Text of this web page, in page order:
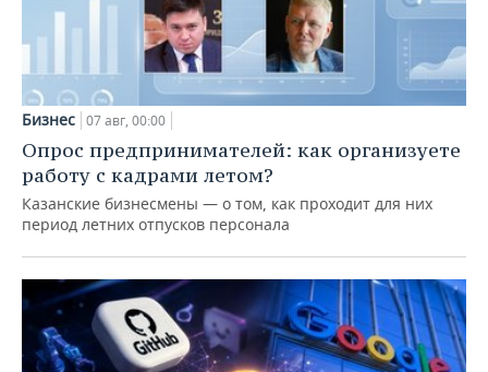
Бизнес 07 авг, 00:00
Опрос предпринимателей: как организуете
работу с кадрами летом?
Казанские бизнесмены — о том, как проходит для них
период летних отпусков персонала